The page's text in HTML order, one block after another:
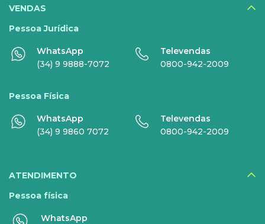
DIGITAIS
Disney+
Nomo Music
Sky+
HBO Max
Veja todos serviços
VENDAS
Pessoa Jurídica
WhatsApp
(34) 9 9888-7072
Televendas
0800-942-2009
Pessoa Física
WhatsApp
(34) 9 9860 7072
Televendas
0800-942-2009
ATENDIMENTO
Pessoa física
WhatsApp